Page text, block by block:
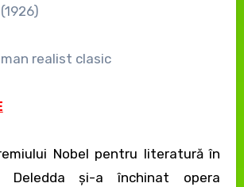
realist clasic
Nobel pentru literatură în
Deledda și-a închinat opera